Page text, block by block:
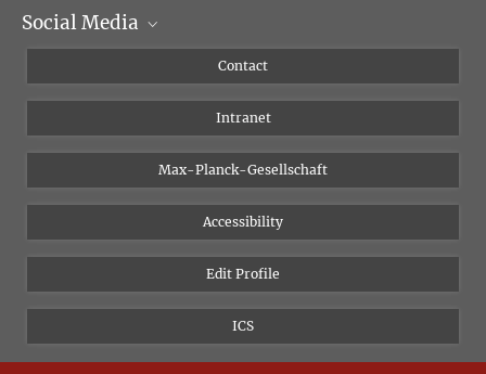
Scientific Departments
Social Media
Instagram
Bluesky
Vimeo
Newsletter
Contact
Intranet
Max-Planck-Gesellschaft
Accessibility
Edit Profile
ICS